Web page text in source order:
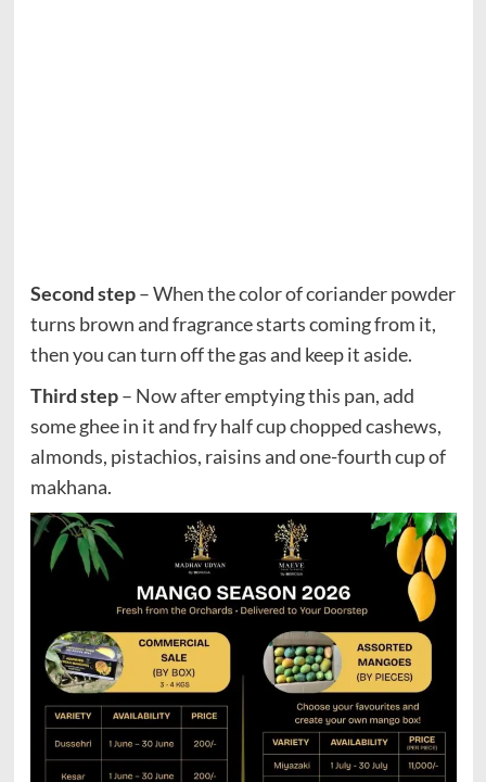
Second step– When the color of coriander powder
turns brown and fragrance starts coming from it,
then you can turn off the gas and keep it aside.
Third step– Now after emptying this pan, add
some ghee in it and fry half cup chopped cashews,
almonds, pistachios, raisins and one-fourth cup of
makhana.